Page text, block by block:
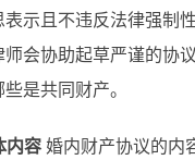
示且不违反法律强制
会协助起草严谨的协
是共同财产。
内容 婚内财产协议的内